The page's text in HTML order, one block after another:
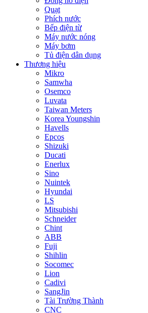
Quạt
Phích nước
Bếp điện từ
Máy nước nóng
Máy bơm
Tủ điện dân dụng
Thương hiệu
Mikro
Samwha
Osemco
Luvata
Taiwan Meters
Korea Youngshin
Havells
Epcos
Shizuki
Ducati
Enerlux
Sino
Nuintek
Hyundai
LS
Mitsubishi
Schneider
Chint
ABB
Fuji
Shihlin
Socomec
Lion
Cadivi
SangJin
Tài Trường Thành
CNC